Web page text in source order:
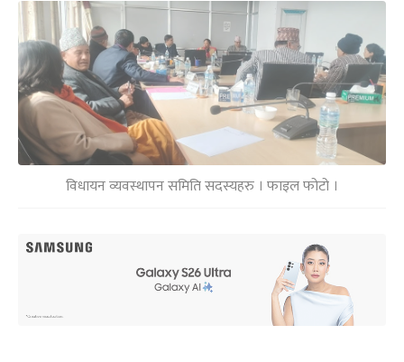
विधायन व्यवस्थापन समिति सदस्यहरु । फाइल फोटो ।